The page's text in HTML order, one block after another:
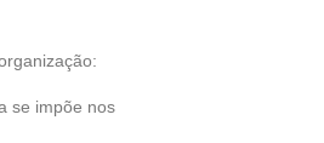
se impõe nos